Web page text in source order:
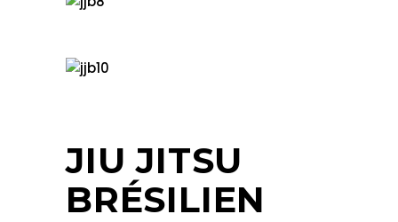
JIU JITSU
BRÉSILIEN